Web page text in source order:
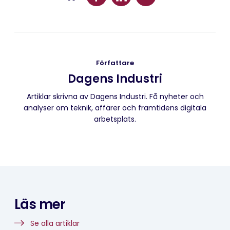
Författare
Dagens Industri
Artiklar skrivna av Dagens Industri. Få nyheter och
analyser om teknik, affärer och framtidens digitala
arbetsplats.
Läs mer
Se alla artiklar